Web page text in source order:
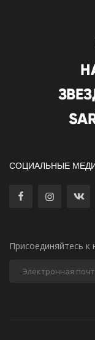
СОЦИАЛЬНЫЕ
Присоединяйтесь к